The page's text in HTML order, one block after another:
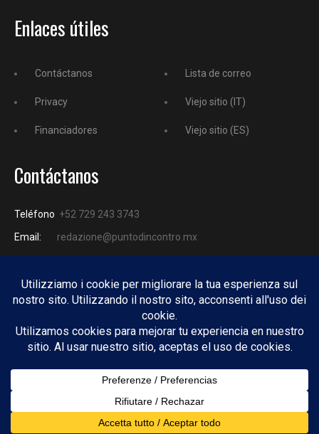
Enlaces útiles
Contáctanos
Privacy
Financiadores
Lista de correo
Viejo sitio (IT)
Viejo sitio (ES)
Contáctanos
Teléfono +52 729 243 3743
Email:
redazione@puntodincontro.mx
PUNTODINCONTRO
Copyright © 2025 Puntodincontro
Design by DisegnoW